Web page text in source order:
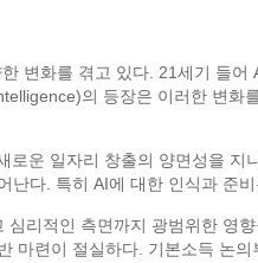
변화를 겪고 있다. 21세기 들
의 등장은 이러한 변화
운 일자리 창출의 양면성을
다. 특히 AI에 대한 인식과 준
리적인 측면까지 광범위한 영
마련이 절실하다. 기본소득 논